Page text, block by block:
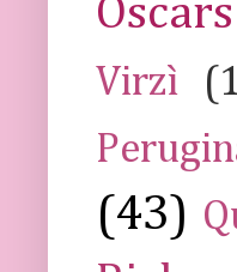
Oscars
Virzì
(43)